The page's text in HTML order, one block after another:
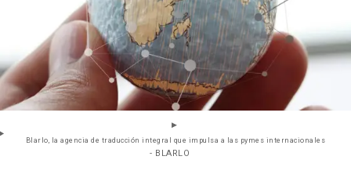
Blarlo, la agencia de traducción integral que impulsa a las pymes internacionales
- BLARLO